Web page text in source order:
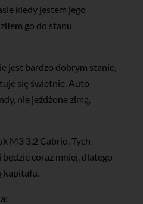
kiedy jestem jego
go do stanu
jest bardzo dobrym stanie,
się świetnie. Auto
nie jeżdżone zimą,
M3 3.2 Cabrio. Tych
coraz mniej, dlatego